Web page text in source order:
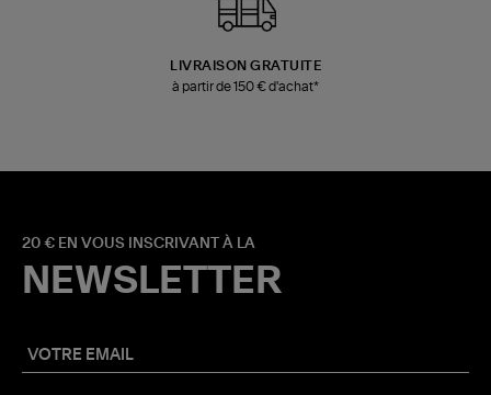
LIVRAISON GRATUITE
à partir de 150 € d'achat*
20 € EN VOUS INSCRIVANT À LA
NEWSLETTER